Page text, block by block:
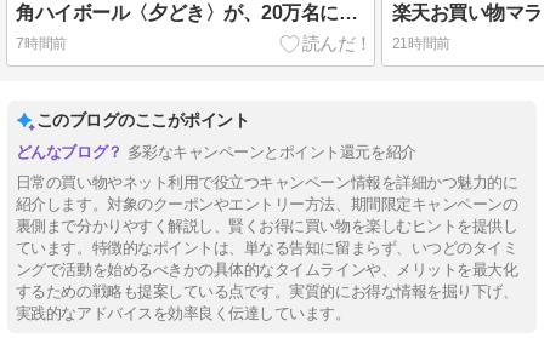
角ハイボール〈夕どき〉が、20万名に当たります。8/17まで。
7時間前 21時間前
このブログのここがポイント
多彩なキャンペーンとポイント還元を紹介
日常の買い物やネット利用で役立つキャンペーン情報を詳細かつ魅力的に
紹介します。対象のクーポンやエントリー方法、期間限定キャンペーンの
裏側まで分かりやすく解説し、賢くお得に買い物を楽しむヒントを提供し
ています。特徴的なポイントは、単なる告知に留まらず、いつどのタイミ
ングで活動を始めるべきかの具体的なタイムラインや、メリットを最大化
するための戦略も提案している点です。実質的にお得な情報を掘り下げ、
実践的なアドバイスを効率良く伝達しています。